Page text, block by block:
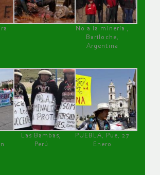
No a la minería ,
Bariloche,
Argentina
Las Bambas,
Perú
PUEBLA, Pue, 27
Enero